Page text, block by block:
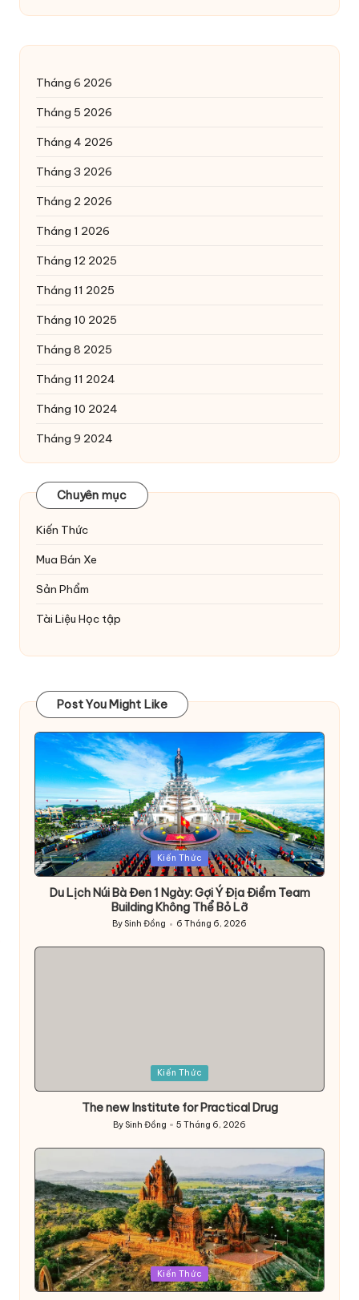
Tháng 6 2026
Tháng 5 2026
Tháng 4 2026
Tháng 3 2026
Tháng 2 2026
Tháng 1 2026
Tháng 12 2025
Tháng 11 2025
Tháng 10 2025
Tháng 8 2025
Tháng 11 2024
Tháng 10 2024
Tháng 9 2024
Chuyên mục
Kiến Thức
Mua Bán Xe
Sản Phẩm
Tài Liệu Học tập
Post You Might Like
Posted
in
Kiến Thức
Du Lịch Núi Bà Đen 1 Ngày: Gợi Ý Địa Điểm Team
Building Không Thể Bỏ Lỡ
Posted
by
By Sinh Đồng 6 Tháng 6, 2026
in
Kiến Thức
The new Institute for Practical Drug
Posted
By Sinh Đồng 5 Tháng 6, 2026
Posted
in
Kiến Thức